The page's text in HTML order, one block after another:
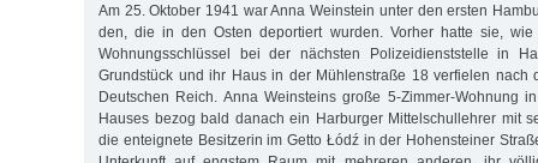
Am 25. Oktober 1941 war Anna Weinstein unter den ersten
den, die in den Osten deportiert wurden. Vorher hatte sie, wie
Wohnungsschlüssel bei der nächsten Polizeidienststelle in
Grundstück und ihr Haus in der Mühlenstraße 18 verfielen nach
Deutschen Reich. Anna Weinsteins große 5-Zimmer-Wohnung
Hauses bezog bald danach ein Harburger Mittelschullehrer mit
die enteignete Besitzerin im Getto Łódź in der Hohensteiner